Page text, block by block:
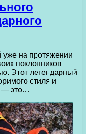
уже на протяжении
поклонников
Этот легендарный
стиля и
— это…